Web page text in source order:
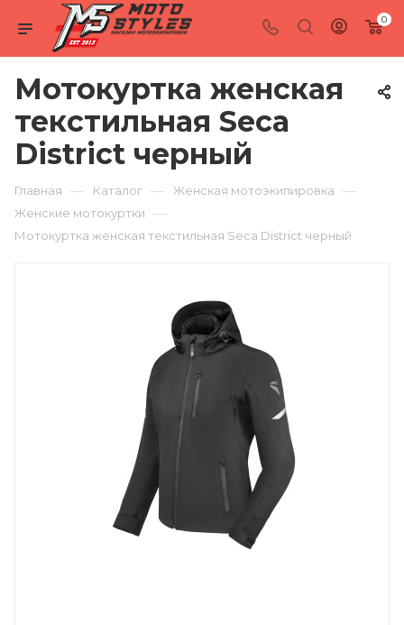
0
Мотокуртка женская
текстильная Seca
District черный
Главная — Каталог — Женская мотоэкипировка —
Женские мотокуртки —
Мотокуртка женская текстильная Seca District черный